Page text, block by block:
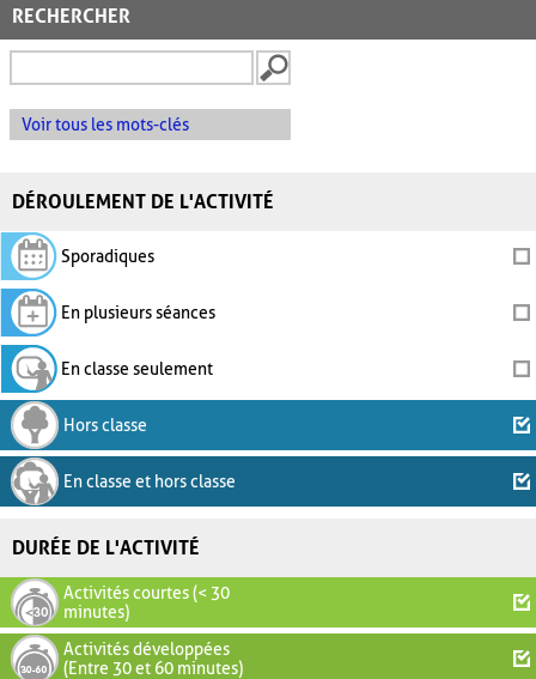
RECHERCHER
Voir tous les mots-clés
DÉROULEMENT DE L'ACTIVITÉ
Sporadiques
En plusieurs séances
En classe seulement
Hors classe
En classe et hors classe
DURÉE DE L'ACTIVITÉ
Activités courtes (< 30
minutes)
Activités développées
(Entre 30 et 60 minutes)